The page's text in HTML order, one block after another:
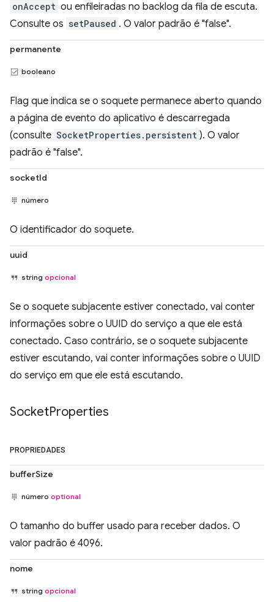
onAccept ou enfileiradas no backlog da fila de escuta.
Consulte os setPaused . O valor padrão é "false".
permanente
booleano
Flag que indica se o soquete permanece aberto quando
a página de evento do aplicativo é descarregada
(consulte SocketProperties.persistent ). O valor
padrão é "false".
socketId
número
O identificador do soquete.
uuid
string opcional
Se o soquete subjacente estiver conectado, vai conter
informações sobre o UUID do serviço a que ele está
conectado. Caso contrário, se o soquete subjacente
estiver escutando, vai conter informações sobre o UUID
do serviço em que ele está escutando.
SocketProperties
PROPRIEDADES
bufferSize
número optional
O tamanho do buffer usado para receber dados. O
valor padrão é 4096.
nome
string opcional